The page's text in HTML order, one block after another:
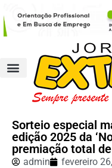
Sorteio especial
edição 2025 da
premiação total
admin fevereiro